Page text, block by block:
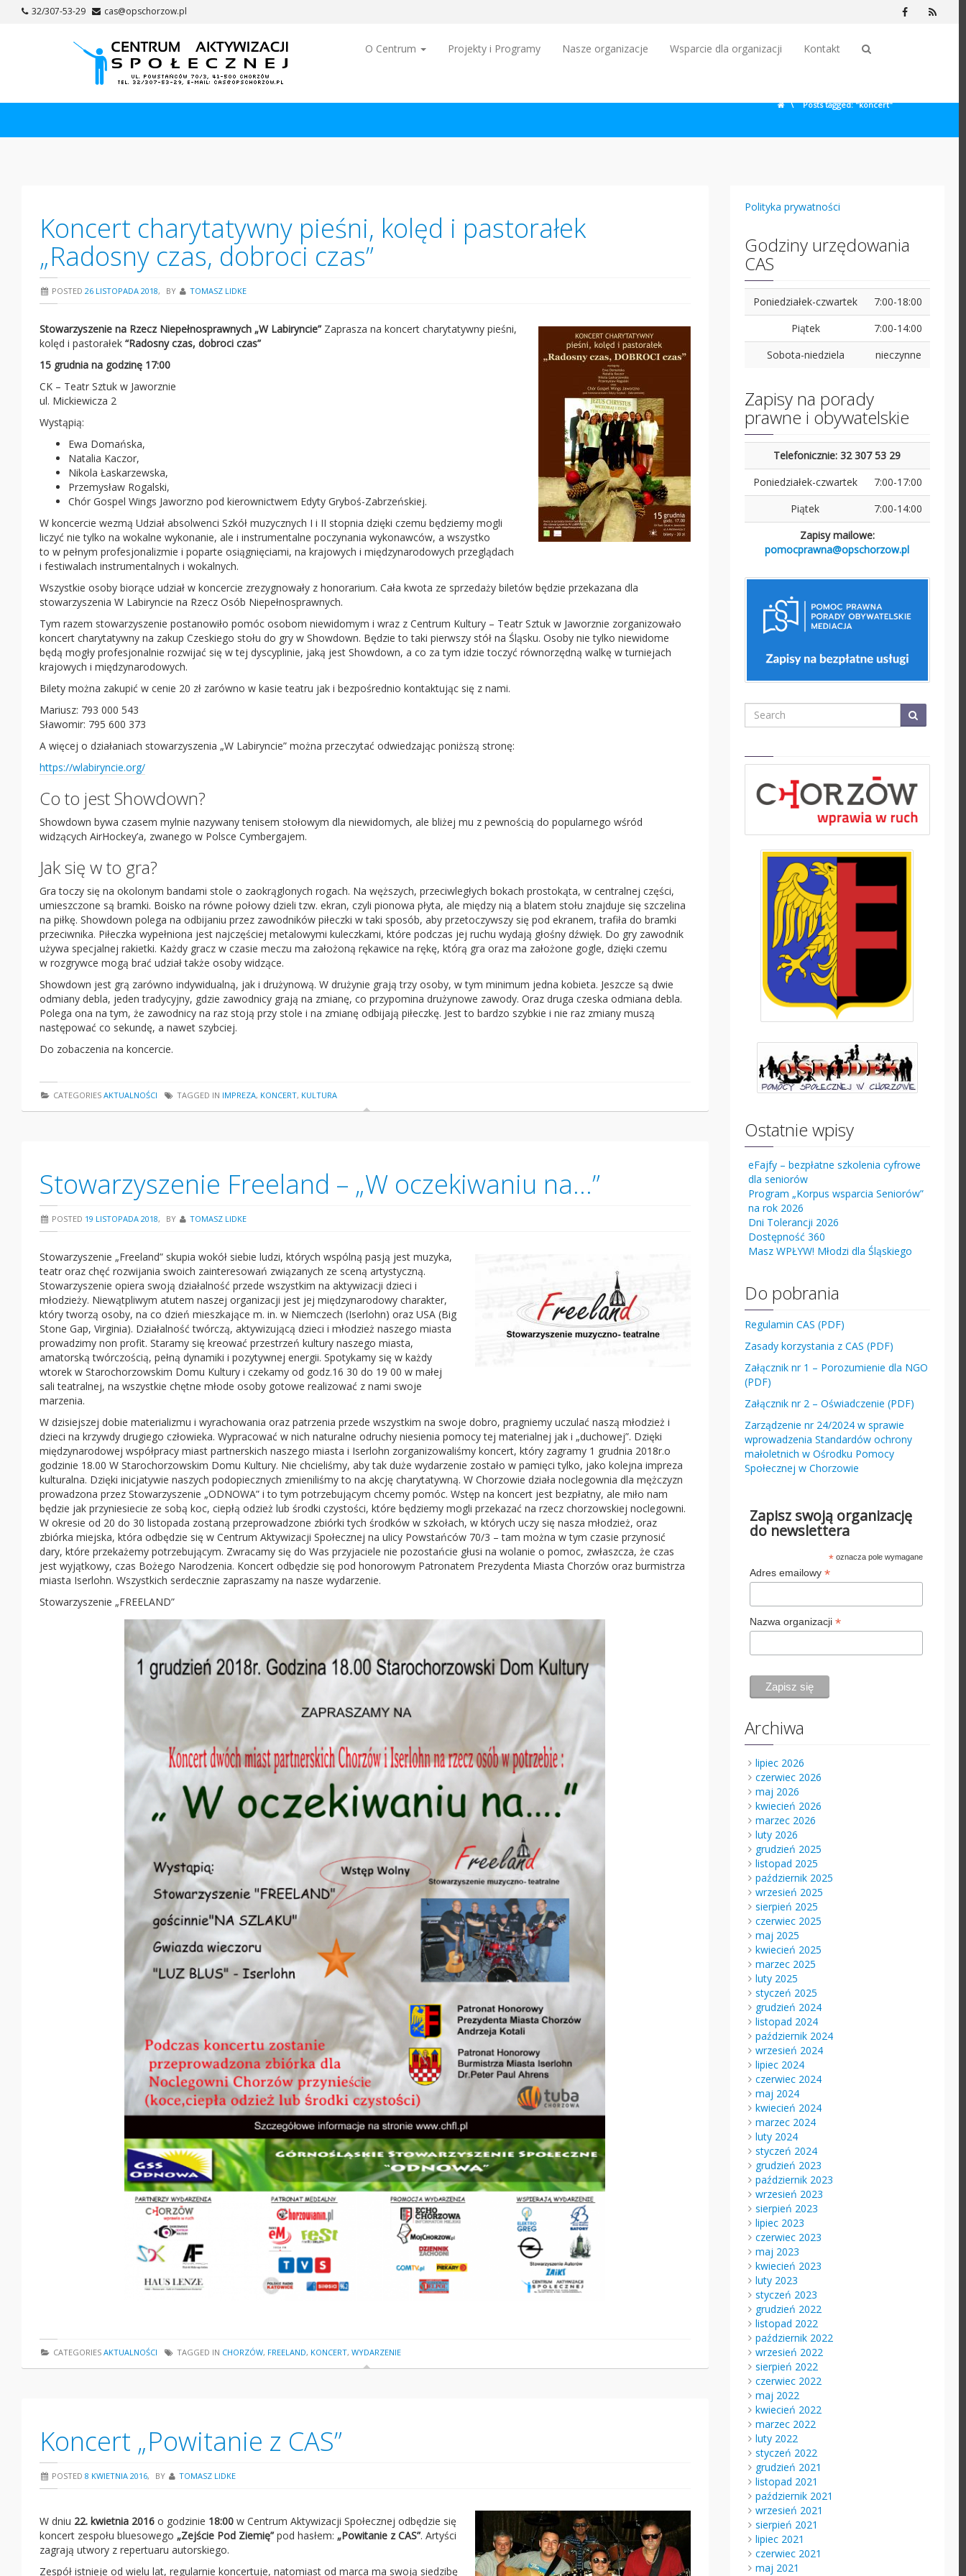
32/307-53-29 cas@opschorzow.pl Facebook
RSS
O Centrum Projekty i Programy Nasze organizacje Wsparcie dla organizacji Kontakt
\ Posts tagged: "koncert"
Koncert charytatywny pieśni, kolęd i pastorałek
„Radosny czas, dobroci czas”
POSTED 26 LISTOPADA 2018, BY TOMASZ LIDKE
Stowarzyszenie na Rzecz Niepełnosprawnych „W Labiryncie” Zaprasza na koncert charytatywny pieśni,
kolęd i pastorałek “Radosny czas, dobroci czas”
15 grudnia na godzinę 17:00
CK – Teatr Sztuk w Jaworznie
ul. Mickiewicza 2
Wystąpią:
Ewa Domańska,
Natalia Kaczor,
Nikola Łaskarzewska,
Przemysław Rogalski,
Chór Gospel Wings Jaworzno pod kierownictwem Edyty Gryboś-Zabrzeńskiej.
W koncercie wezmą Udział absolwenci Szkół muzycznych I i II stopnia dzięki czemu będziemy mogli
liczyć nie tylko na wokalne wykonanie, ale i instrumentalne poczynania wykonawców, a wszystko
to w pełnym profesjonalizmie i poparte osiągnięciami, na krajowych i międzynarodowych przeglądach
i festiwalach instrumentalnych i wokalnych.
Wszystkie osoby biorące udział w koncercie zrezygnowały z honorarium. Cała kwota ze sprzedaży biletów będzie przekazana dla
stowarzyszenia W Labiryncie na Rzecz Osób Niepełnosprawnych.
Tym razem stowarzyszenie postanowiło pomóc osobom niewidomym i wraz z Centrum Kultury – Teatr Sztuk w Jaworznie zorganizowało
koncert charytatywny na zakup Czeskiego stołu do gry w Showdown. Będzie to taki pierwszy stół na Śląsku. Osoby nie tylko niewidome
będą mogły profesjonalnie rozwijać się w tej dyscyplinie, jaką jest Showdown, a co za tym idzie toczyć równorzędną walkę w turniejach
krajowych i międzynarodowych.
Bilety można zakupić w cenie 20 zł zarówno w kasie teatru jak i bezpośrednio kontaktując się z nami.
Mariusz: 793 000 543
Sławomir: 795 600 373
A więcej o działaniach stowarzyszenia „W Labiryncie” można przeczytać odwiedzając poniższą stronę:
https://wlabiryncie.org/
Co to jest Showdown?
Showdown bywa czasem mylnie nazywany tenisem stołowym dla niewidomych, ale bliżej mu z pewnością do popularnego wśród
widzących AirHockey’a, zwanego w Polsce Cymbergajem.
Jak się w to gra?
Gra toczy się na okolonym bandami stole o zaokrąglonych rogach. Na węższych, przeciwległych bokach prostokąta, w centralnej części,
umieszczone są bramki. Boisko na równe połowy dzieli tzw. ekran, czyli pionowa płyta, ale między nią a blatem stołu znajduje się szczelina
na piłkę. Showdown polega na odbijaniu przez zawodników piłeczki w taki sposób, aby przetoczywszy się pod ekranem, trafiła do bramki
przeciwnika. Piłeczka wypełniona jest najczęściej metalowymi kuleczkami, które podczas jej ruchu wydają głośny dźwięk. Do gry zawodnik
używa specjalnej rakietki. Każdy gracz w czasie meczu ma założoną rękawice na rękę, którą gra oraz ma założone gogle, dzięki czemu
w rozgrywce mogą brać udział także osoby widzące.
Showdown jest grą zarówno indywidualną, jak i drużynową. W drużynie grają trzy osoby, w tym minimum jedna kobieta. Jeszcze są dwie
odmiany debla, jeden tradycyjny, gdzie zawodnicy grają na zmianę, co przypomina drużynowe zawody. Oraz druga czeska odmiana debla.
Polega ona na tym, że zawodnicy na raz stoją przy stole i na zmianę odbijają piłeczkę. Jest to bardzo szybkie i nie raz zmiany muszą
następować co sekundę, a nawet szybciej.
Do zobaczenia na koncercie.
CATEGORIES AKTUALNOŚCI TAGGED IN IMPREZA, KONCERT, KULTURA
Stowarzyszenie Freeland – „W oczekiwaniu na…”
POSTED 19 LISTOPADA 2018, BY TOMASZ LIDKE
Stowarzyszenie „Freeland” skupia wokół siebie ludzi, których wspólną pasją jest muzyka,
teatr oraz chęć rozwijania swoich zainteresowań związanych ze sceną artystyczną.
Stowarzyszenie opiera swoją działalność przede wszystkim na aktywizacji dzieci i
młodzieży. Niewątpliwym atutem naszej organizacji jest jej międzynarodowy charakter,
który tworzą osoby, na co dzień mieszkające m. in. w Niemczech (Iserlohn) oraz USA (Big
Stone Gap, Virginia). Działalność twórczą, aktywizującą dzieci i młodzież naszego miasta
prowadzimy non profit. Staramy się kreować przestrzeń kultury naszego miasta,
amatorską twórczością, pełną dynamiki i pozytywnej energii. Spotykamy się w każdy
wtorek w Starochorzowskim Domu Kultury i czekamy od godz.16 30 do 19 00 w małej
sali teatralnej, na wszystkie chętne młode osoby gotowe realizować z nami swoje
marzenia.
W dzisiejszej dobie materializmu i wyrachowania oraz patrzenia przede wszystkim na swoje dobro, pragniemy uczulać naszą młodzież i
dzieci na krzywdy drugiego człowieka. Wypracować w nich naturalne odruchy niesienia pomocy tej materialnej jak i „duchowej”. Dzięki
międzynarodowej współpracy miast partnerskich naszego miasta i Iserlohn zorganizowaliśmy koncert, który zagramy 1 grudnia 2018r.o
godzinie 18.00 W Starochorzowskim Domu Kultury. Nie chcieliśmy, aby tak duże wydarzenie zostało w pamięci tylko, jako kolejna impreza
kulturalna. Dzięki inicjatywie naszych podopiecznych zmieniliśmy to na akcję charytatywną. W Chorzowie działa noclegownia dla mężczyzn
prowadzona przez Stowarzyszenie „ODNOWA” i to tym potrzebującym chcemy pomóc. Wstęp na koncert jest bezpłatny, ale miło nam
będzie jak przyniesiecie ze sobą koc, ciepłą odzież lub środki czystości, które będziemy mogli przekazać na rzecz chorzowskiej noclegowni.
W okresie od 20 do 30 listopada zostaną przeprowadzone zbiórki tych środków w szkołach, w których uczy się nasza młodzież, oraz
zbiórka miejska, która odbędzie się w Centrum Aktywizacji Społecznej na ulicy Powstańców 70/3 – tam można w tym czasie przynosić
dary, które przekażemy potrzebującym. Zwracamy się do Was przyjaciele nie pozostańcie głusi na wolanie o pomoc, zwłaszcza, że czas
jest wyjątkowy, czas Bożego Narodzenia. Koncert odbędzie się pod honorowym Patronatem Prezydenta Miasta Chorzów oraz burmistrza
miasta Iserlohn. Wszystkich serdecznie zapraszamy na nasze wydarzenie.
Stowarzyszenie „FREELAND”
CATEGORIES AKTUALNOŚCI TAGGED IN CHORZÓW, FREELAND, KONCERT, WYDARZENIE
Koncert „Powitanie z CAS”
POSTED 8 KWIETNIA 2016, BY TOMASZ LIDKE
W dniu 22. kwietnia 2016 o godzinie 18:00 w Centrum Aktywizacji Społecznej odbędzie się
koncert zespołu bluesowego „Zejście Pod Ziemię” pod hasłem: „Powitanie z CAS”. Artyści
zagrają utwory z repertuaru autorskiego.
Zespół istnieje od wielu lat, regularnie koncertuje, natomiast od marca ma swoją siedzibę
Polityka prywatności
Godziny urzędowania
CAS
Poniedziałek-czwartek
7:00-18:00
Piątek
7:00-14:00
Sobota-niedziela
nieczynne
Zapisy na porady
prawne i obywatelskie
Telefonicznie: 32 307 53 29
Poniedziałek-czwartek
7:00-17:00
Piątek
7:00-14:00
Zapisy mailowe:
pomocprawna@opschorzow.pl
Search
Ostatnie wpisy
eFajfy – bezpłatne szkolenia cyfrowe
dla seniorów
Program „Korpus wsparcia Seniorów”
na rok 2026
Dni Tolerancji 2026
Dostępność 360
Masz WPŁYW! Młodzi dla Śląskiego
Do pobrania
Regulamin CAS (PDF)
Zasady korzystania z CAS (PDF)
Załącznik nr 1 – Porozumienie dla NGO
(PDF)
Załącznik nr 2 – Oświadczenie (PDF)
Zarządzenie nr 24/2024 w sprawie
wprowadzenia Standardów ochrony
małoletnich w Ośrodku Pomocy
Społecznej w Chorzowie
Zapisz swoją organizację
do newslettera
*oznacza pole wymagane
Adres emailowy*
Nazwa organizacji*
Archiwa
lipiec 2026
czerwiec 2026
maj 2026
kwiecień 2026
marzec 2026
luty 2026
grudzień 2025
listopad 2025
październik 2025
wrzesień 2025
sierpień 2025
czerwiec 2025
maj 2025
kwiecień 2025
marzec 2025
luty 2025
styczeń 2025
grudzień 2024
listopad 2024
październik 2024
wrzesień 2024
lipiec 2024
czerwiec 2024
maj 2024
kwiecień 2024
marzec 2024
luty 2024
styczeń 2024
grudzień 2023
październik 2023
wrzesień 2023
sierpień 2023
lipiec 2023
czerwiec 2023
maj 2023
kwiecień 2023
luty 2023
styczeń 2023
grudzień 2022
listopad 2022
październik 2022
wrzesień 2022
sierpień 2022
czerwiec 2022
maj 2022
kwiecień 2022
marzec 2022
luty 2022
styczeń 2022
grudzień 2021
listopad 2021
październik 2021
wrzesień 2021
sierpień 2021
lipiec 2021
czerwiec 2021
maj 2021